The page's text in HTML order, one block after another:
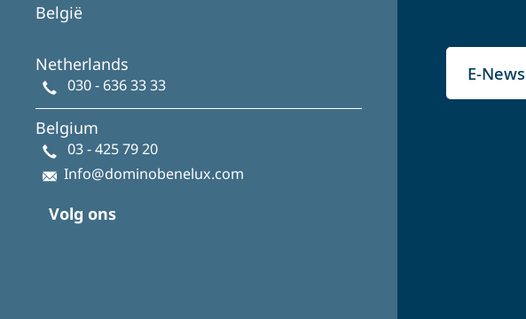
België
Netherlands
030 - 636 33 33
Belgium
03 - 425 79 20
Info@dominobenelux.com
Volg ons
E-News